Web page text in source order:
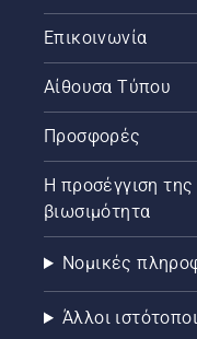
Επικοινωνία
Αίθουσα Τύπου
Προσφορές
Η προσέγγιση
βιωσιμότητα
Νομικές
Άλλοι